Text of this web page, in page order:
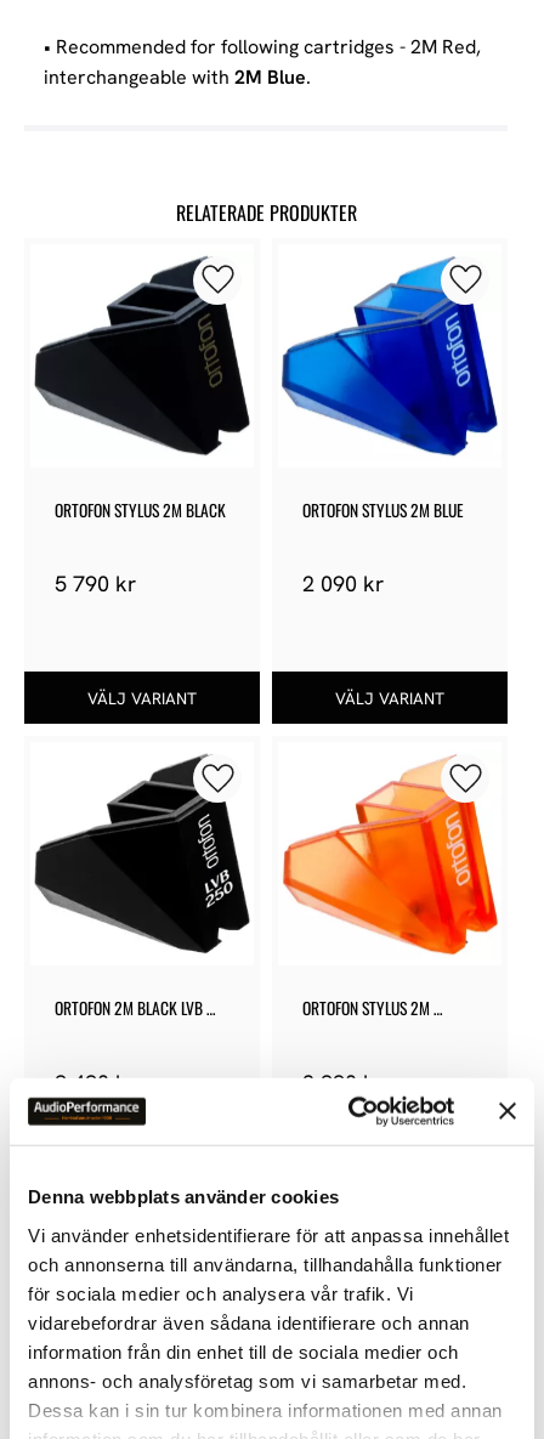
Denna webbplats använder cookies
Vi använder enhetsidentifierare för att anpassa innehållet
och annonserna till användarna, tillhandahålla funktioner
för sociala medier och analysera vår trafik. Vi
vidarebefordrar även sådana identifierare och annan
information från din enhet till de sociala medier och
annons- och analysföretag som vi samarbetar med.
Dessa kan i sin tur kombinera informationen med annan
• Recommended for following cartridges - 2M Red,
interchangeable with 2M Blue.
OMDÖMEN
Du
RELATERADE PRODUKTER
ORTOFON STYLUS 2M BLACK
5 790 kr
Lägg till i favoriter
ORTOFON STYLUS 2M BLUE
2 090 kr
Lägg till
ORTOFON 2M BLACK LVB
9 490 kr
Lägg till i favoriter
ORTOFON STYLUS 2M
3 990 kr
Lägg till